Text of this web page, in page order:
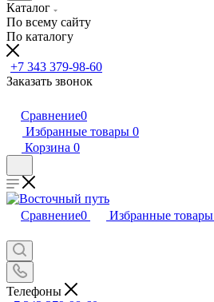
Каталог
По всему сайту
По каталогу
+7 343 379-98-60
Заказать звонок
Сравнение0
Избранные товары 0
Корзина 0
Сравнение0 Избранные товары
Телефоны